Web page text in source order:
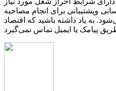
وپشتیبانی برای انجام مصاحبه
به یاد داشته باشید که اقتصاد